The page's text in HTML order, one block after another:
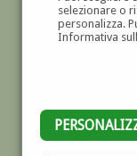
selezionare o
personalizza.
Informativa